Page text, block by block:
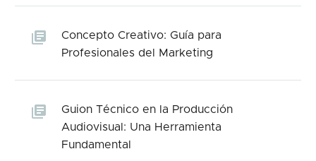
Concepto Creativo: Guía para
Profesionales del Marketing
Guion Técnico en la Producción
Audiovisual: Una Herramienta
Fundamental